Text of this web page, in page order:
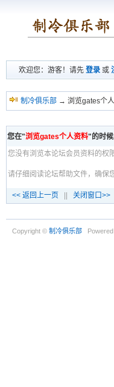
欢迎您：游客！请先 登录 或
制冷俱乐部 → 浏览gates个
您在"浏览gates个人资料"的时
您没有浏览本论坛会员资料的权
请仔细阅读论坛帮助文件，确保
<< 返回上一页 关闭窗口>>
Copyright © 制冷俱乐部